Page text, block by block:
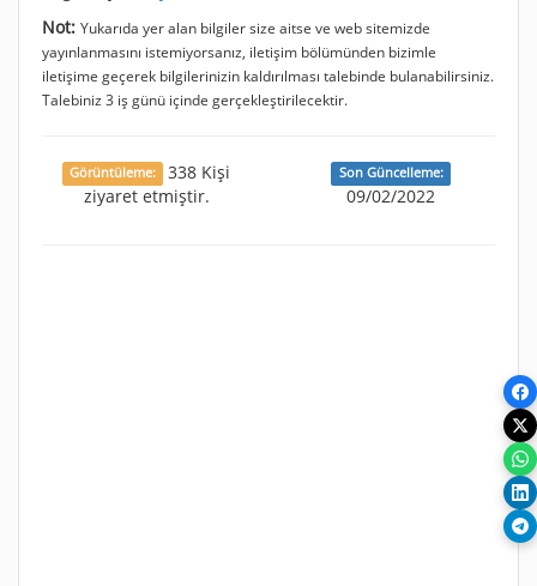
Not: Yukarıda yer alan bilgiler size aitse ve web sitemizde
yayınlanmasını istemiyorsanız, iletişim bölümünden bizimle
iletişime geçerek bilgilerinizin kaldırılması talebinde bulanabilirsiniz.
Talebiniz 3 iş günü içinde gerçekleştirilecektir.
Görüntüleme:
338 Kişi
ziyaret etmiştir.
Son Güncelleme:
09/02/2022